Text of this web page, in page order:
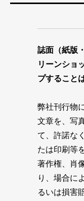
誌面（紙版
リーンショ
プすること
弊社刊行物
文章を、写
て、許諾な
たは印刷等
著作権、肖
り、場合に
るいは損害